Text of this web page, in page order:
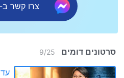
צרו קשר ב-Messenger
סרטונים דומים 9/25